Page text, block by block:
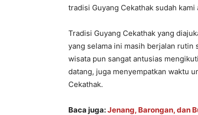
tradisi Guyang Cekathak sudah
Tradisi Guyang Cekathak yang
yang selama ini masih berjalan rutin
wisata pun sangat antusias
datang, juga menyempatkan waktu
Cekathak.
Baca juga:Jenang, Barongan, dan